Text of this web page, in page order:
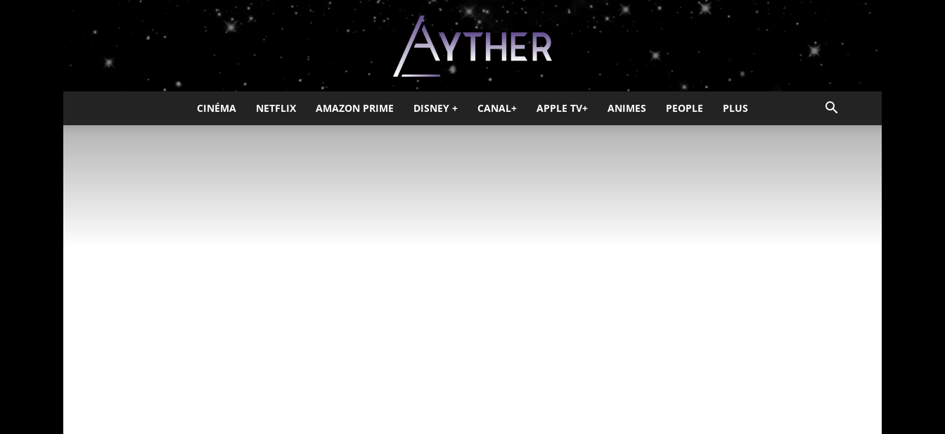
Ayther
CINÉMA NETFLIX AMAZON PRIME DISNEY + CANAL+ APPLE TV+ ANIMES PEOPLE PLUS